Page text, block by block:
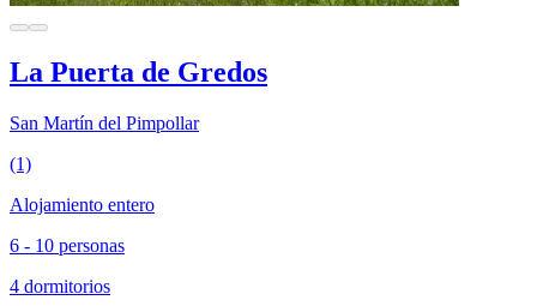
La Puerta de Gredos
San Martín del Pimpollar
(1)
Alojamiento entero
6 - 10 personas
4 dormitorios